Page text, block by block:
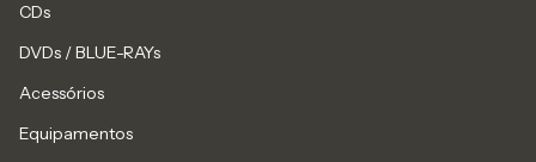
CDs
DVDs / BLUE-RAYs
Acessórios
Equipamentos